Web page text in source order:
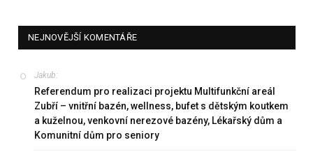
NEJNOVĚJŠÍ KOMENTÁŘE
Jakub:
Referendum pro realizaci projektu Multifunkční areál
Zubří – vnitřní bazén, wellness, bufet s dětským koutkem
a kuželnou, venkovní nerezové bazény, Lékařský dům a
Komunitní dům pro seniory